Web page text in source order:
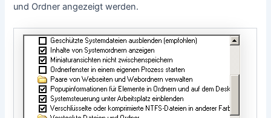
und Ordner angezeigt werden.